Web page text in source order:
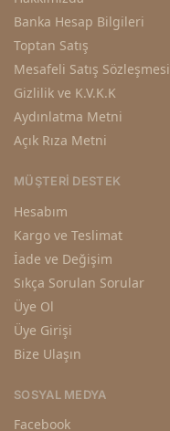
Banka Hesap Bilgileri
Toptan Satış
Mesafeli Satış Sözleşmesi
Gizlilik ve K.V.K.K
Aydınlatma Metni
Açık Rıza Metni
MÜŞTERI DESTEK
Hesabım
Kargo ve Teslimat
İade ve Değişim
Sıkça Sorulan Sorular
Üye Ol
Üye Girişi
Bize Ulaşın
SOSYAL MEDYA
Facebook